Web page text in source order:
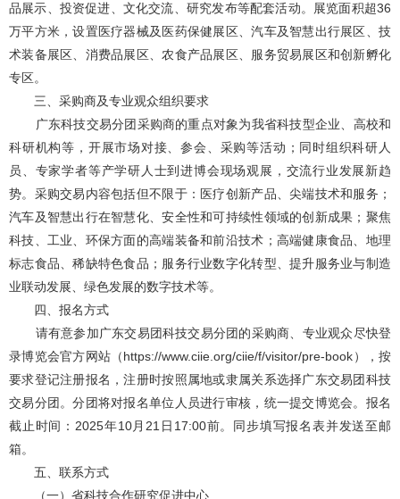
品展示、投资促进、文化交流、研究发布等配套活动。展览面积超36
万平方米，设置医疗器械及医药保健展区、汽车及智慧出行展区、技
术装备展区、消费品展区、农食产品展区、服务贸易展区和创新孵化
专区。
三、采购商及专业观众组织要求
广东科技交易分团采购商的重点对象为我省科技型企业、高校和
科研机构等，开展市场对接、参会、采购等活动；同时组织科研人
员、专家学者等产学研人士到进博会现场观展，交流行业发展新趋
势。采购交易内容包括但不限于：医疗创新产品、尖端技术和服务；
汽车及智慧出行在智慧化、安全性和可持续性领域的创新成果；聚焦
科技、工业、环保方面的高端装备和前沿技术；高端健康食品、地理
标志食品、稀缺特色食品；服务行业数字化转型、提升服务业与制造
业联动发展、绿色发展的数字技术等。
四、报名方式
请有意参加广东交易团科技交易分团的采购商、专业观众尽快登
录博览会官方网站（https://www.ciie.org/ciie/f/visitor/pre-book），按
要求登记注册报名，注册时按照属地或隶属关系选择广东交易团科技
交易分团。分团将对报名单位人员进行审核，统一提交博览会。报名
截止时间：2025年10月21日17:00前。同步填写报名表并发送至邮
箱。
五、联系方式
（一）省科技合作研究促进中心